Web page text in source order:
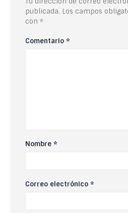
publicada. Los campos
con *
Comentario *
Nombre *
Correo electrónico *